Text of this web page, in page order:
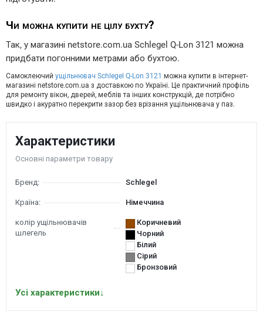
Чи можна купити не цілу бухту?
Так, у магазині netstore.com.ua Schlegel Q-Lon 3121 можна
придбати погонними метрами або бухтою.
Самоклеючий ущільнювач Schlegel Q-Lon 3121 можна купити в інтернет-
магазині netstore.com.ua з доставкою по Україні. Це практичний профіль
для ремонту вікон, дверей, меблів та інших конструкцій, де потрібно
швидко і акуратно перекрити зазор без врізання ущільнювача у паз.
Характеристики
Основні параметри товару
Бренд: Schlegel
Країна: Німеччина
колір ущільнювачів
шлегель
Коричневий
Чорний
Білий
Сірий
Бронзовий
Усі характеристики↓